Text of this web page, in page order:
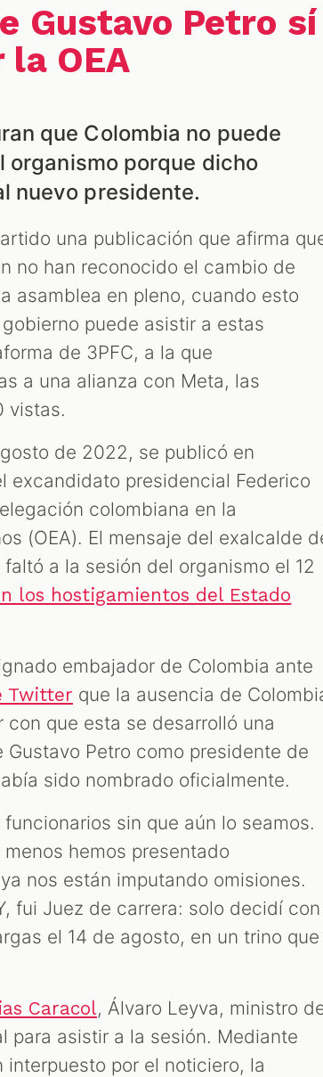
Gustavo Petro sí
OEA
que Colombia no puede
organismo porque dicho
nuevo presidente.
una publicación que afirma
no han reconocido el cambio de
asamblea en pleno, cuando esto
puede asistir a estas
de 3PFC, a la que
a una alianza con Meta, las
vistas.
de 2022, se publicó en
excandidato presidencial Federico
colombiana en la
(OEA). El mensaje del exalcalde
a la sesión del organismo el 12
los hostigamientos del Estado
embajador de Colombia ante
Twitter que la ausencia de
que esta se desarrolló una
Petro como presidente de
sido nombrado oficialmente.
sin que aún lo seamos.
hemos presentado
nos están imputando omisiones.
fui Juez de carrera: solo decidí con
el 14 de agosto, en un trino que
Caracol, Álvaro Leyva, ministro
para asistir a la sesión. Mediante
por el noticiero, la